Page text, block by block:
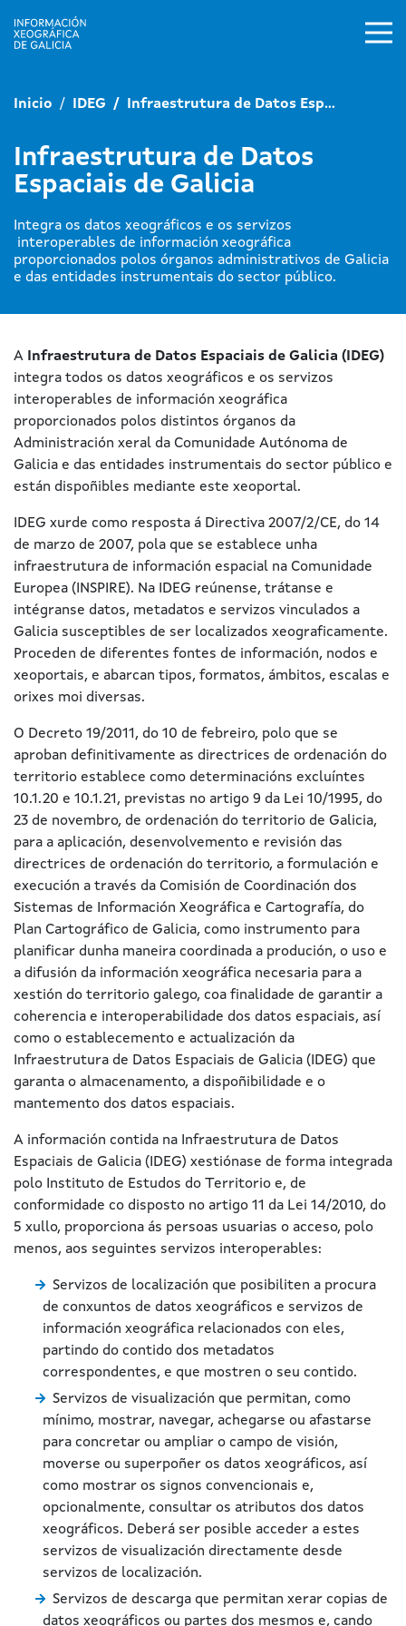
Inicio IDEG Infraestrutura de Datos Esp...
Infraestrutura de Datos
Espaciais de Galicia
Integra os datos xeográficos e os servizos
interoperables de información xeográfica
proporcionados polos órganos administrativos de Galicia
e das entidades instrumentais do sector público.
A
Infraestrutura de Datos Espaciais de Galicia (IDEG)
integra todos os datos xeográficos e os servizos
interoperables de información xeográfica
proporcionados polos distintos órganos da
Administración xeral da Comunidade Autónoma de
Galicia e das entidades instrumentais do sector público e
están dispoñibles mediante este xeoportal.
IDEG xurde como resposta á Directiva 2007/2/CE, do 14
de marzo de 2007, pola que se establece unha
infraestrutura de información espacial na Comunidade
Europea (INSPIRE). Na IDEG reúnense, trátanse e
intégranse datos, metadatos e servizos vinculados a
Galicia susceptibles de ser localizados xeograficamente.
Proceden de diferentes fontes de información, nodos e
xeoportais, e abarcan tipos, formatos, ámbitos, escalas e
orixes moi diversas.
O Decreto 19/2011, do 10 de febreiro, polo que se
aproban definitivamente as directrices de ordenación do
territorio establece como determinacións excluíntes
10.1.20 e 10.1.21, previstas no artigo 9 da Lei 10/1995, do
23 de novembro, de ordenación do territorio de Galicia,
para a aplicación, desenvolvemento e revisión das
directrices de ordenación do territorio, a formulación e
execución a través da Comisión de Coordinación dos
Sistemas de Información Xeográfica e Cartografía, do
Plan Cartográfico de Galicia, como instrumento para
planificar dunha maneira coordinada a produción, o uso e
a difusión da información xeográfica necesaria para a
xestión do territorio galego, coa finalidade de garantir a
coherencia e interoperabilidade dos datos espaciais, así
como o establecemento e actualización da
Infraestrutura de Datos Espaciais de Galicia (IDEG) que
garanta o almacenamento, a dispoñibilidade e o
mantemento dos datos espaciais.
A información contida na Infraestrutura de Datos
Espaciais de Galicia (IDEG) xestiónase de forma integrada
polo Instituto de Estudos do Territorio e, de
conformidade co disposto no artigo 11 da Lei 14/2010, do
5 xullo, proporciona ás persoas usuarias o acceso, polo
menos, aos seguintes servizos interoperables:
Servizos de localización que posibiliten a procura
de conxuntos de datos xeográficos e servizos de
información xeográfica relacionados con eles,
partindo do contido dos metadatos
correspondentes, e que mostren o seu contido.
Servizos de visualización que permitan, como
mínimo, mostrar, navegar, achegarse ou afastarse
para concretar ou ampliar o campo de visión,
moverse ou superpoñer os datos xeográficos, así
como mostrar os signos convencionais e,
opcionalmente, consultar os atributos dos datos
xeográficos. Deberá ser posible acceder a estes
servizos de visualización directamente desde
servizos de localización.
Servizos de descarga que permitan xerar copias de
datos xeográficos ou partes dos mesmos e, cando